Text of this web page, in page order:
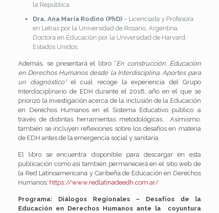
la Republica
Dra. Ana María Rodino (PhD) – Licenciada y Profesora
en Letras por la Universidad de Rosario, Argentina.
Doctora en Educación por la Universidad de Harvard,
Estados Unidos.
Además, se presentará el libro “En construcción. Educación
en Derechos Humanos desde la Interdisciplina. Aportes para
un diagnóstico” el cual recoge la experiencia del Grupo
Interdisciplinario de EDH durante el 2018, año en el que se
priorizó la investigación acerca de la inclusión de la Educación
en Derechos Humanos en el Sistema Educativo público a
través de distintas herramientas metodológicas. Asimismo,
también se incluyen reflexiones sobre los desafíos en materia
de EDH antes de la emergencia social y sanitaria.
El libro se encuentra disponible para descargar en esta
publicación como así también permanecerá en el sitio web de
la Red Latinoamericana y Caribeña de Educación en Derechos
Humanos: https://www.redlatinadeedh.com.ar/
Programa: Diálogos Regionales – Desafíos de la
Educación en Derechos Humanos ante la coyuntura